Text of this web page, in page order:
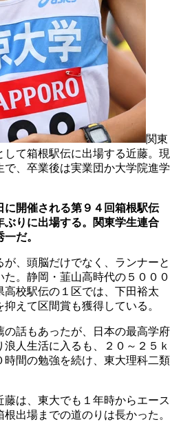
関東
て箱根駅伝に出場する近藤。現
、卒業後は実業団か大学院進学
に開催される第９４回箱根駅伝
りに出場する。関東学生連合
だ。
、頭脳だけでなく、ランナーと
。静岡・韮山高時代の５０００
校駅伝の１区では、下田裕太
えて区間賞も獲得している。
話もあったが、日本の最高学府
人生活に入るも、２０～２５ｋ
時間の勉強を続け、東大理科二類
は、東大でも１年時からエース
出場までの道のりは長かった。